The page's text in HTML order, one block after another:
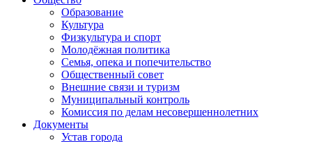
Образование
Культура
Физкультура и спорт
Молодёжная политика
Семья, опека и попечительство
Общественный совет
Внешние связи и туризм
Муниципальный контроль
Комиссия по делам несовершеннолетних
Документы
Устав города